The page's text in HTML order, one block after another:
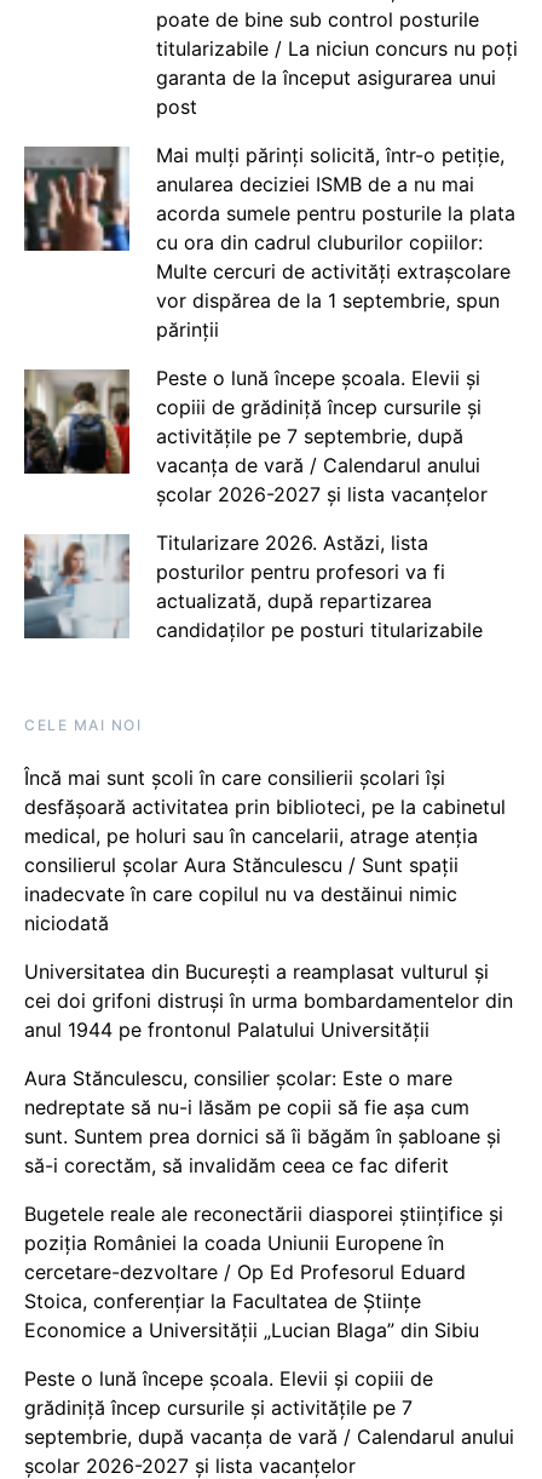
poate de bine sub control posturile
titularizabile / La niciun concurs nu poți
garanta de la început asigurarea unui
post
Mai mulți părinți solicită, într-o petiție,
anularea deciziei ISMB de a nu mai
acorda sumele pentru posturile la plata
cu ora din cadrul cluburilor copiilor:
Multe cercuri de activități extrașcolare
vor dispărea de la 1 septembrie, spun
părinții
Peste o lună începe școala. Elevii și
copiii de grădiniță încep cursurile și
activitățile pe 7 septembrie, după
vacanța de vară / Calendarul anului
școlar 2026-2027 și lista vacanțelor
Titularizare 2026. Astăzi, lista
posturilor pentru profesori va fi
actualizată, după repartizarea
candidaților pe posturi titularizabile
CELE MAI NOI
Încă mai sunt școli în care consilierii școlari își
desfășoară activitatea prin biblioteci, pe la cabinetul
medical, pe holuri sau în cancelarii, atrage atenția
consilierul școlar Aura Stănculescu / Sunt spații
inadecvate în care copilul nu va destăinui nimic
niciodată
Universitatea din București a reamplasat vulturul și
cei doi grifoni distruși în urma bombardamentelor din
anul 1944 pe frontonul Palatului Universității
Aura Stănculescu, consilier școlar: Este o mare
nedreptate să nu-i lăsăm pe copii să fie așa cum
sunt. Suntem prea dornici să îi băgăm în șabloane și
să-i corectăm, să invalidăm ceea ce fac diferit
Bugetele reale ale reconectării diasporei științifice și
poziția României la coada Uniunii Europene în
cercetare-dezvoltare / Op Ed Profesorul Eduard
Stoica, conferențiar la Facultatea de Științe
Economice a Universității „Lucian Blaga” din Sibiu
Peste o lună începe școala. Elevii și copiii de
grădiniță încep cursurile și activitățile pe 7
septembrie, după vacanța de vară / Calendarul anului
școlar 2026-2027 și lista vacanțelor